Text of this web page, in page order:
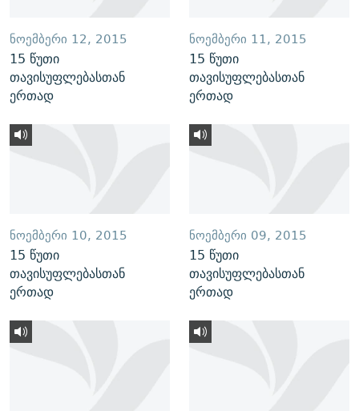
ᲜᲝᲔᲛᲑᲔᲠᲘ 12, 2015
15 წუთი
თავისუფლებასთან
ერთად
ᲜᲝᲔᲛᲑᲔᲠᲘ 11, 2015
15 წუთი
თავისუფლებასთან
ერთად
ᲜᲝᲔᲛᲑᲔᲠᲘ 10, 2015
15 წუთი
თავისუფლებასთან
ერთად
ᲜᲝᲔᲛᲑᲔᲠᲘ 09, 2015
15 წუთი
თავისუფლებასთან
ერთად